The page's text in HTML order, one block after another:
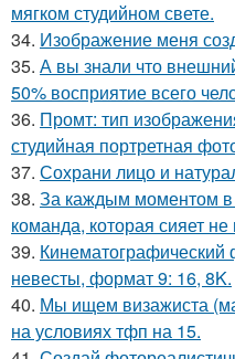
мягком студийном свете.
34. Изображение меня
35. А вы знали что
50% восприятие всего
36. Промт: тип
студийная портретная
37. Сохрани лицо и
38. За каждым моментом в
команда, которая сияет
39. Кинематографический
невесты, формат 9: 16, 8K.
40. Мы ищем визажиста
на условиях тфп на 15.